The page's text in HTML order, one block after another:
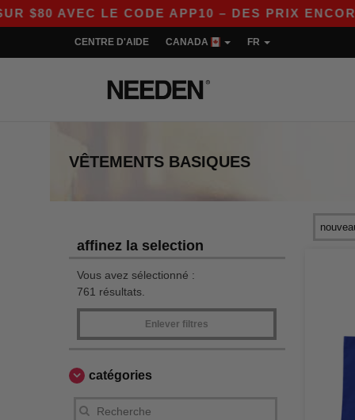
CODE APP10 – DES PRIX ENCORE PLUS
CENTRE D'AIDE CANADA FR
VÊTEMENTS BASIQUES
affinez la selection
Vous avez sélectionné :
761 résultats.
Enlever filtres
catégories